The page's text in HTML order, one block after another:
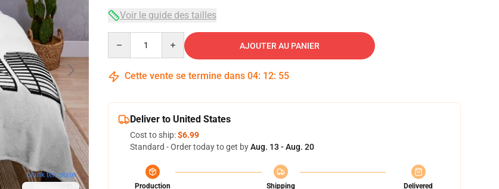
blank template
Voir le guide des tailles
AJOUTER AU PANIER
Cette vente se termine dans 04: 12: 54
Deliver to United States
Cost to ship:$6.99
Standard - Order today to get byAug. 13 - Aug. 20
Production
Shipping
Delivered